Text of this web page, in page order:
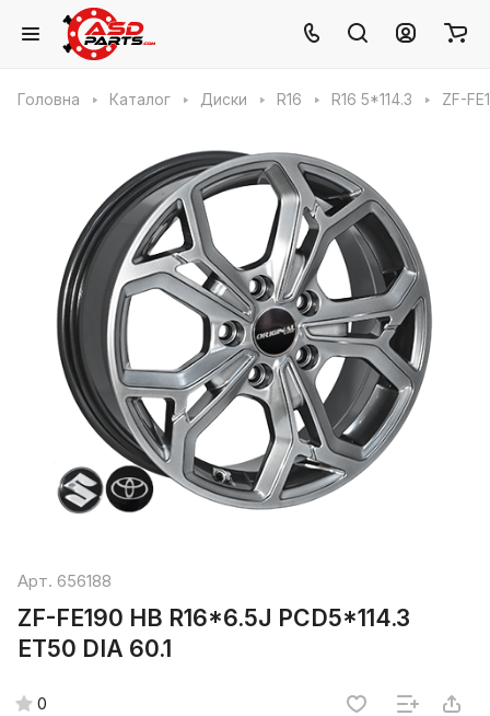
Головна Каталог Диски R16 R16 5*114.3 ZF-
Арт. 656188
ZF-FE190 HB R16*6.5J PCD5*114.3
ET50 DIA 60.1
0